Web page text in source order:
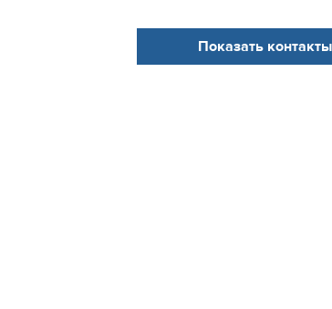
Показать контакты